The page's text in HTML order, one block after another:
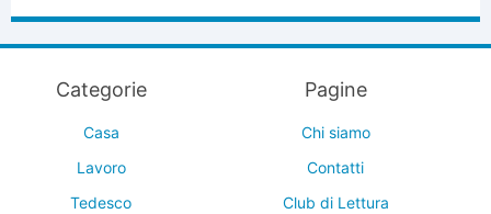
Categorie
Casa
Lavoro
Tedesco
Pagine
Chi siamo
Contatti
Club di Lettura